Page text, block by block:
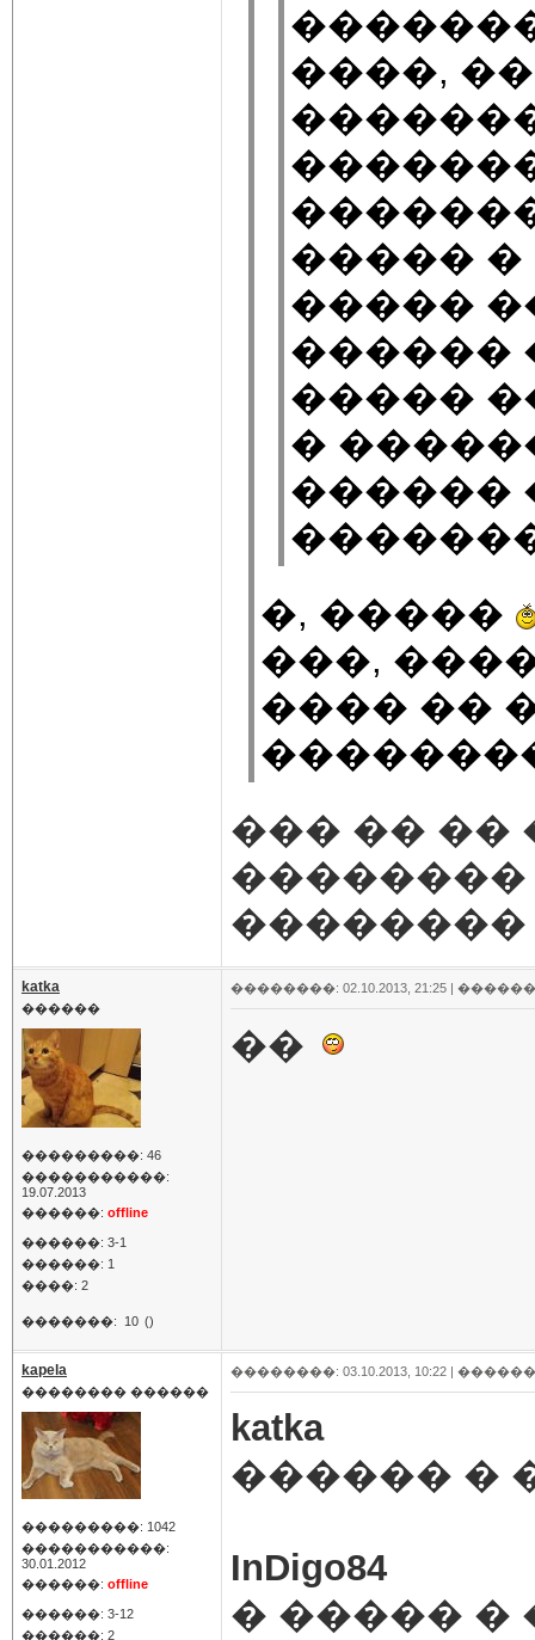
����,
����� �
�����
������
�����
�
������
�, �����
���,
���� ��
��� �� ��
��������
katka
������
���������: 46
�����������:
19.07.2013
������: offline
������: 3-1
������: 1
����: 2
�������: 10 ()
��������: 02.10.2013, 21:25 |
��
kapela
�������� ������
���������: 1042
�����������:
30.01.2012
������: offline
������: 3-12
������: 2
��������: 03.10.2013, 10:22 |
katka
������ �
InDigo84
� ����� �